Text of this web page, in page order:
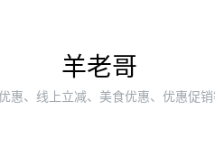
羊老哥
惠、线上立减、美食优惠、优惠促销